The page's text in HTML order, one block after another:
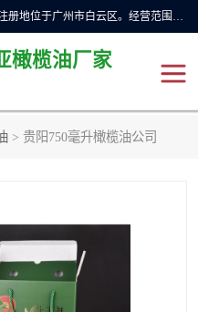
广州维圣橄榄油有限公司成立于2013年，注册地位于广州市白云区。经营范围包括饲料原料销售;畜牧渔业饲料销售;化妆品批发;贸易经纪;食品进出口等，主要产品有：橄榄果渣油，橄榄油，纯橄榄油等。
橄榄油厂家
> 贵阳750毫升橄榄油公司
精炼橄榄油